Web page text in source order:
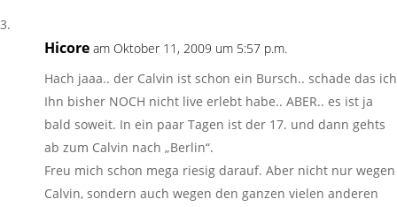
Hicore am Oktober 11, 2009 um 5:57 p.m.
Hach jaaa.. der Calvin ist schon ein Bursch.. schade das ich
Ihn bisher NOCH nicht live erlebt habe.. ABER.. es ist ja
bald soweit. In ein paar Tagen ist der 17. und dann gehts
ab zum Calvin nach „Berlin“.
Freu mich schon mega riesig darauf. Aber nicht nur wegen
Calvin, sondern auch wegen den ganzen vielen anderen